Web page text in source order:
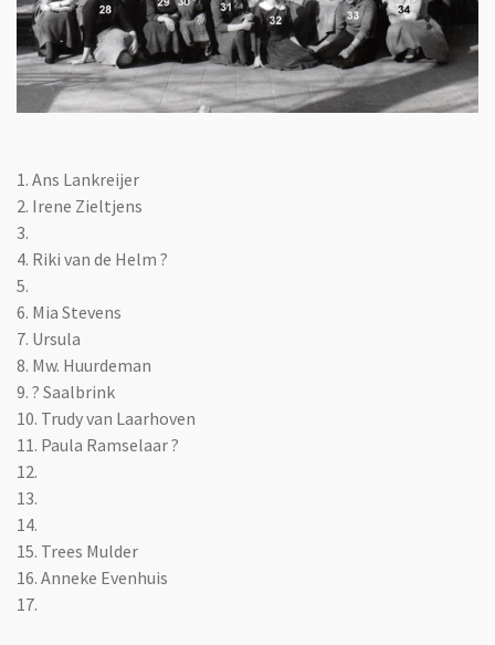
1. Ans Lankreijer
2. Irene Zieltjens
3.
4. Riki van de Helm ?
5.
6. Mia Stevens
7. Ursula
8. Mw. Huurdeman
9. ? Saalbrink
10. Trudy van Laarhoven
11. Paula Ramselaar ?
12.
13.
14.
15. Trees Mulder
16. Anneke Evenhuis
17.